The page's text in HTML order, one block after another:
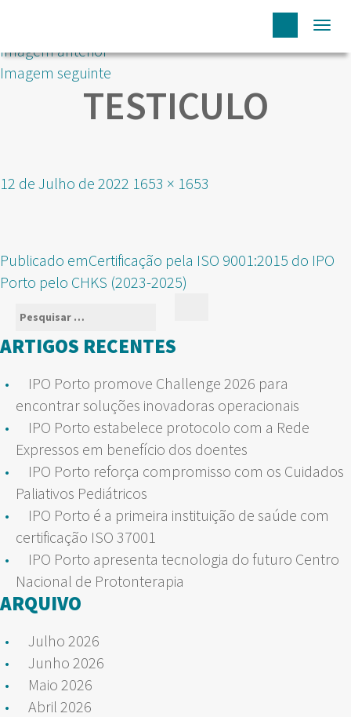
Imagem anterior
Imagem seguinte
TESTICULO
Publicado
12 de Julho de 2022 Tamanho
1653 × 1653
NAVEGAÇÃO
DE
ARTIGOS
Publicado emCertificação pela ISO 9001:2015 do IPO
Porto pelo CHKS (2023-2025)
Pesquisar
por:
ARTIGOS RECENTES
IPO Porto promove Challenge 2026 para
encontrar soluções inovadoras operacionais
IPO Porto estabelece protocolo com a Rede
Expressos em benefício dos doentes
IPO Porto reforça compromisso com os Cuidados
Paliativos Pediátricos
IPO Porto é a primeira instituição de saúde com
certificação ISO 37001
IPO Porto apresenta tecnologia do futuro Centro
Nacional de Protonterapia
ARQUIVO
Julho 2026
Junho 2026
Maio 2026
Abril 2026